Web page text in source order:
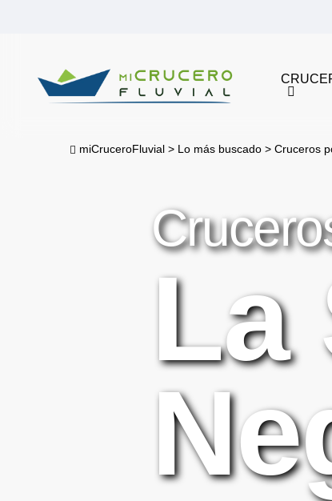
content
miCruceroFluvial > Lo más buscado> Cruceros
La